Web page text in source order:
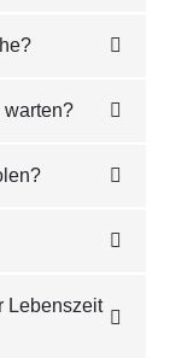
warten?
Lebenszeit